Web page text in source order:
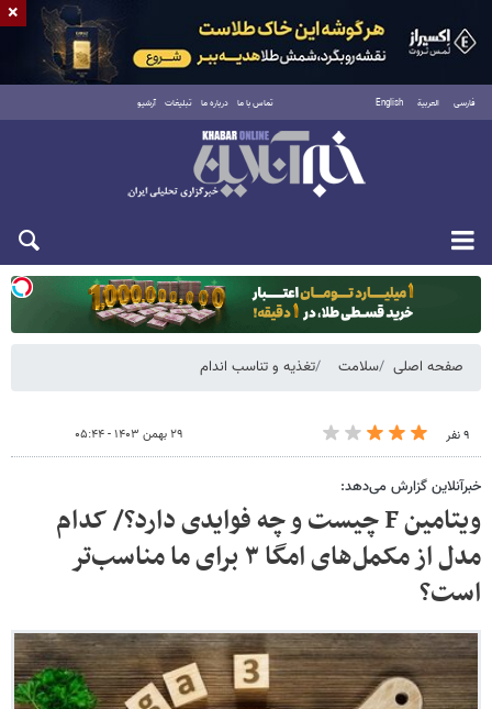
فارسی العربية English تماس با ما درباره ما تبلیغات آرشیو
یکشنبه ۱۸ مرداد ۱۴۰۵
صفحه اصلی سلامت تغذیه و تناسب اندام
۹ نفر ۲۹ بهمن ۱۴۰۳ - ۰۵:۴۴
خبرآنلاین گزارش می‌دهد:
ویتامین F چیست و چه فوایدی دارد؟/ کدام
مدل از مکمل‌های امگا ۳ برای ما مناسب‌تر
است؟
×